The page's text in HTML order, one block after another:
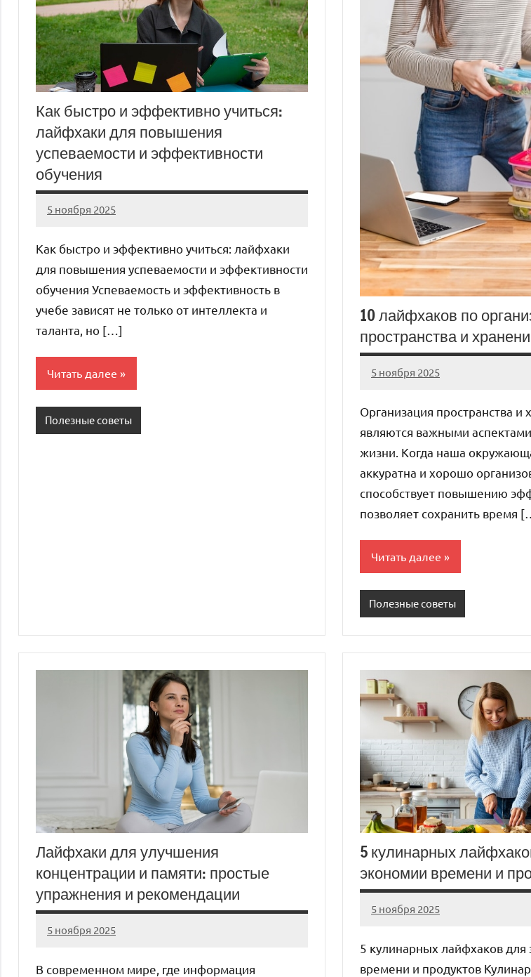
Как быстро и эффективно учиться:
лайфхаки для повышения
успеваемости и эффективности
обучения
5 ноября 2025
cement_zavod
Нет
Как быстро и эффективно учиться: лайфхаки
для повышения успеваемости и эффективности
обучения Успеваемость и эффективность в
учебе зависят не только от интеллекта и
таланта, но […]
Читать далее
Полезные советы
10 лайфхаков по
пространства и
5 ноября 2025
cement_zavod
Нет
Организация пространства
являются важными
жизни. Когда наша
аккуратна и хорошо
способствует повышению
позволяет сохранить время
Читать далее
Полезные советы
Лайфхаки для улучшения
концентрации и памяти: простые
упражнения и рекомендации
5 ноября 2025
cement_zavod
Нет
В современном мире, где информация
5 кулинарных
экономии времени и
5 ноября 2025
cement_zavod
Нет
5 кулинарных лайфхаков для
времени и продуктов